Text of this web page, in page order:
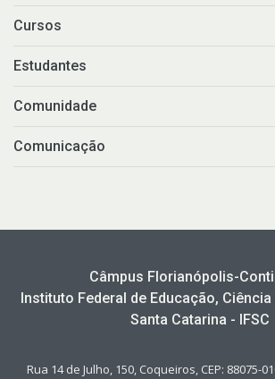
Cursos
Estudantes
Comunidade
Comunicação
Câmpus Florianópolis-
Instituto Federal de Educação,
Santa Catarina - IFSC
Rua 14 de Julho, 150, Coqueiros, CEP: 88075-